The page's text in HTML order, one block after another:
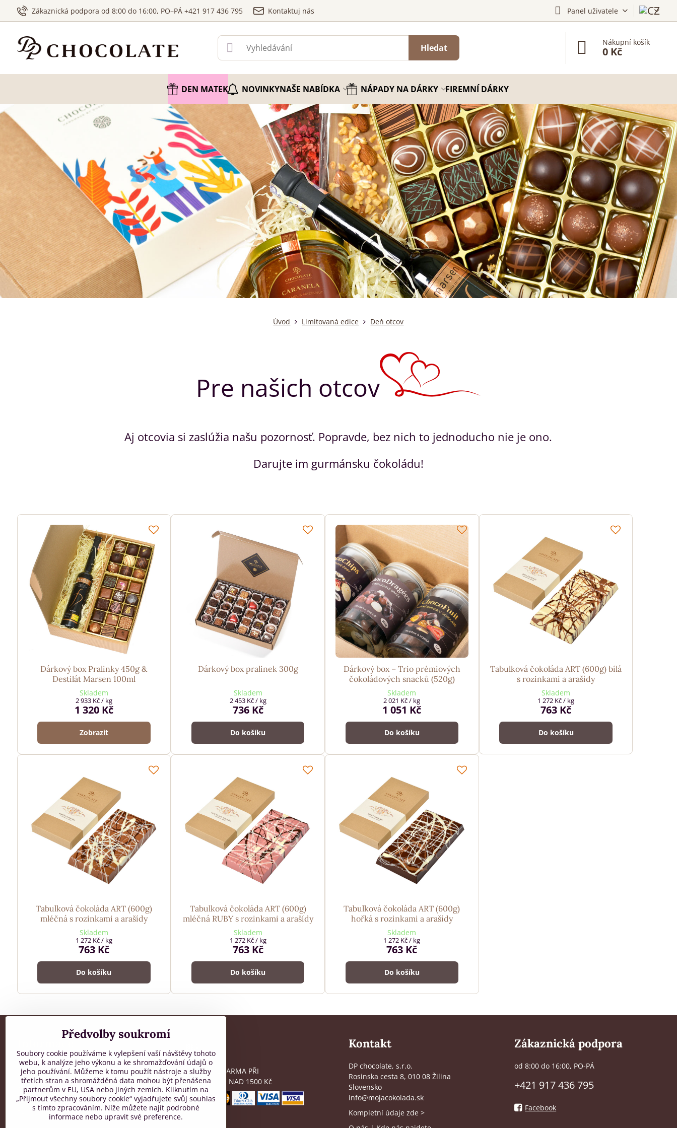
Zákaznická podpora od 8:00 do 16:00, PO–PÁ +421 917 436 795 Kontaktuj nás Panel uživatele
Hledat
Nákupní košík
0 Kč
DEN MATEK NOVINKYNAŠE NABÍDKA NÁPADY NA DÁRKY FIREMNÍ DÁRKY
Úvod Limitovaná edice Deň otcov
Pre našich otcov
Aj otcovia si zaslúžia našu pozornosť. Popravde, bez nich to jednoducho nie je ono.
Darujte im gurmánsku čokoládu!
Dárkový box Pralinky 450g &
Destilát Marsen 100ml
Skladem
1 320 Kč
2 933 Kč/ kg
Zobrazit
Dárkový box pralinek 300g
Skladem
736 Kč
2 453 Kč/ kg
Do košíku
Dárkový box – Trio prémiových
čokoládových snacků (520g)
Skladem
1 051 Kč
2 021 Kč/ kg
Do košíku
Tabulková čokoláda ART (600g) bílá
s rozinkami a arašídy
Skladem
763 Kč
1 272 Kč/ kg
Do košíku
Tabulková čokoláda ART (600g)
mléčná s rozinkami a arašídy
Skladem
763 Kč
1 272 Kč/ kg
Do košíku
Tabulková čokoláda ART (600g)
mléčná RUBY s rozinkami a arašídy
Skladem
763 Kč
1 272 Kč/ kg
Do košíku
Tabulková čokoláda ART (600g)
hořká s rozinkami a arašídy
Skladem
763 Kč
1 272 Kč/ kg
Do košíku
Všeobecné obchodní podmínky
Zpracování osobních údajů
Reklamační řád
Mapa stránek
DOPRAVA ZDARMA PŘI
OBJEDNÁVCE NAD 1500 Kč
Kontakt
DP chocolate, s.r.o.
Rosinska cesta 8, 010 08 Žilina
Slovensko
info@mojacokolada.sk
Kompletní údaje zde>
Zákaznická podpora
od 8:00 do 16:00, PO-PÁ
+421 917 436 795
Facebook
Předvolby soukromí
Soubory cookie používáme k vylepšení vaší návštěvy tohoto
webu, k analýze jeho výkonu a ke shromažďování údajů o
jeho používání. Můžeme k tomu použít nástroje a služby
třetích stran a shromážděná data mohou být přenášena
partnerům v EU, USA nebo jiných zemích. Kliknutím na
„Přijmout všechny soubory cookie“ vyjadřujete svůj souhlas
s tímto zpracováním. Níže můžete najít podrobné
informace nebo upravit své preference.